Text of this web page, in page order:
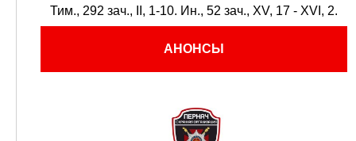
Тим., 292 зач., II, 1-10. Ин., 52 зач., XV, 17 - XVI, 2.
АНОНСЫ